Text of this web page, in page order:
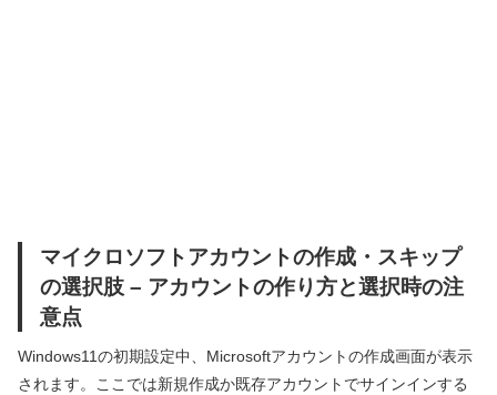
マイクロソフトアカウントの作成・スキップ
の選択肢 – アカウントの作り方と選択時の注
意点
Windows11の初期設定中、Microsoftアカウントの作成画面が表示
されます。ここでは新規作成か既存アカウントでサインインする